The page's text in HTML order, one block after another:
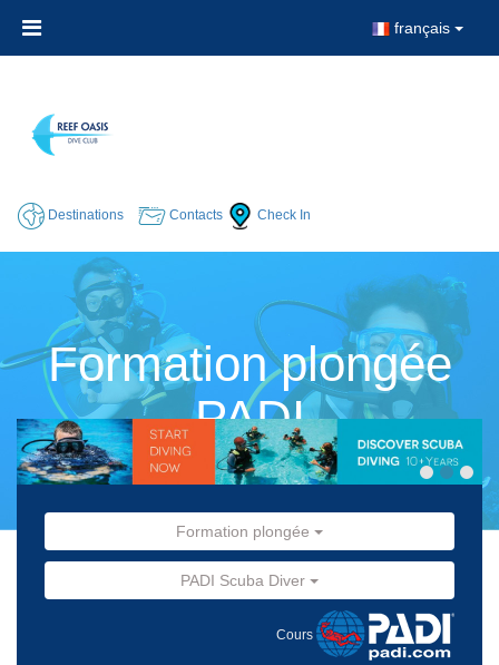
français
Destinations Contacts Check In
Formation plongée
PADI
Formation plongée
PADI Scuba Diver
Cours